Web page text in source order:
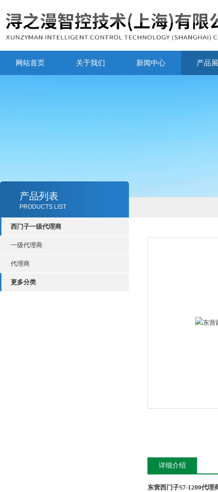
网站首页 关于我们 新闻中心 产品
产品列表
PRODUCTS LIST
西门子一级代理商
一级代理商
代理商
更多分类
详细介绍
东营西门子S7-1200代理